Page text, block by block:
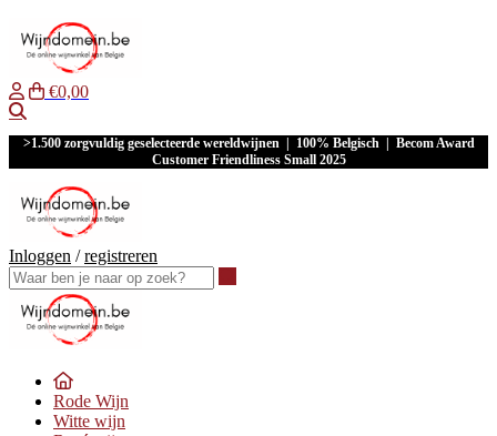
€0,00
>1.500 zorgvuldig geselecteerde wereldwijnen | 100% Belgisch | Becom Award
Customer Friendliness Small 2025
Inloggen /registreren
Rode Wijn
Witte wijn